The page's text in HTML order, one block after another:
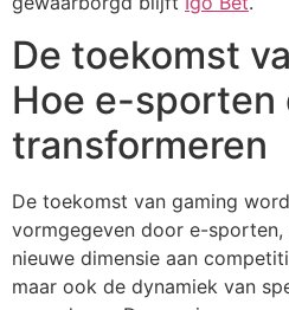
De toekomst
Hoe e-sporten
transformeren
De toekomst van gaming
vormgegeven door e-sporten,
nieuwe dimensie aan
maar ook de dynamiek van